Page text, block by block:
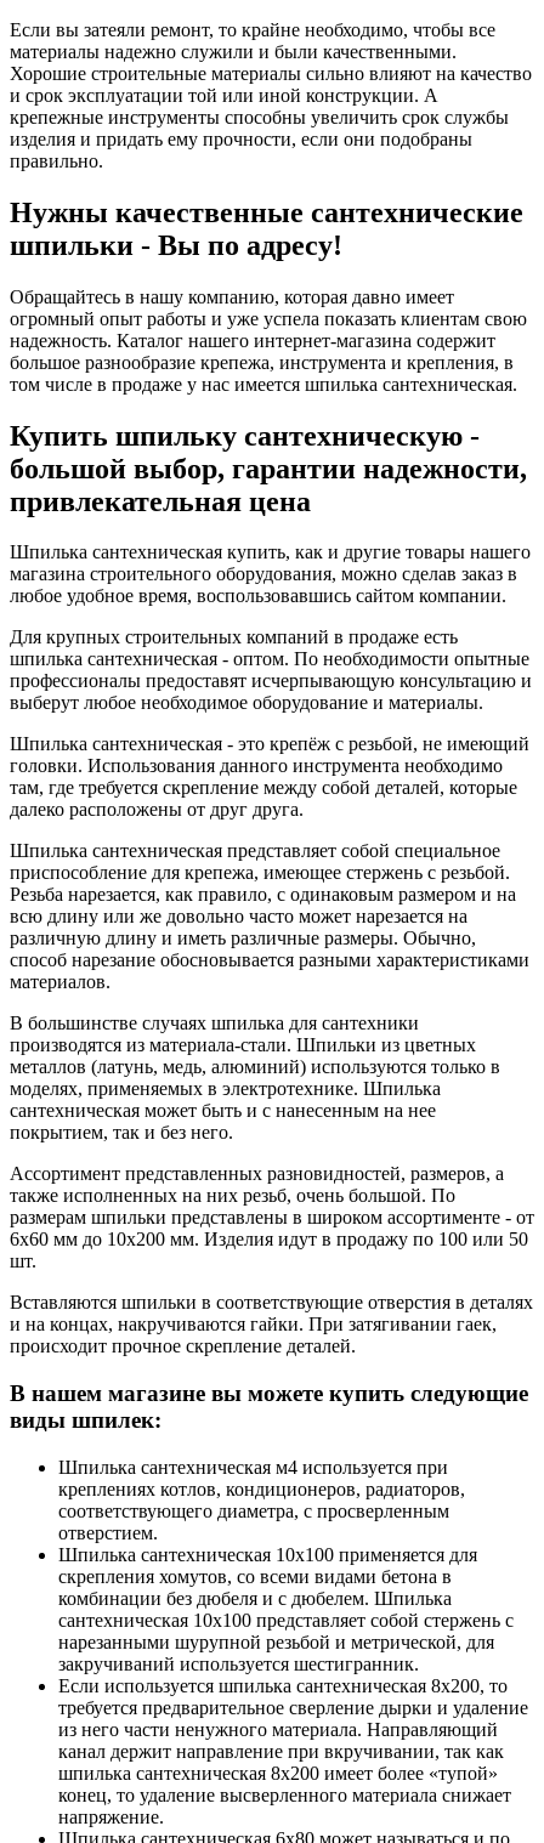
Если вы затеяли ремонт, то крайне необходимо, чтобы все
материалы надежно служили и были качественными.
Хорошие строительные материалы сильно влияют на качество
и срок эксплуатации той или иной конструкции. А
крепежные инструменты способны увеличить срок службы
изделия и придать ему прочности, если они подобраны
правильно.
Нужны качественные сантехнические
шпильки - Вы по адресу!
Обращайтесь в нашу компанию, которая давно имеет
огромный опыт работы и уже успела показать клиентам свою
надежность. Каталог нашего интернет-магазина содержит
большое разнообразие крепежа, инструмента и крепления, в
том числе в продаже у нас имеется шпилька сантехническая.
Купить шпильку сантехническую -
большой выбор, гарантии надежности,
привлекательная цена
Шпилька сантехническая купить, как и другие товары нашего
магазина строительного оборудования, можно сделав заказ в
любое удобное время, воспользовавшись сайтом компании.
Для крупных строительных компаний в продаже есть
шпилька сантехническая - оптом. По необходимости опытные
профессионалы предоставят исчерпывающую консультацию и
выберут любое необходимое оборудование и материалы.
Шпилька сантехническая - это крепёж с резьбой, не имеющий
головки. Использования данного инструмента необходимо
там, где требуется скрепление между собой деталей, которые
далеко расположены от друг друга.
Шпилька сантехническая представляет собой специальное
приспособление для крепежа, имеющее стержень с резьбой.
Резьба нарезается, как правило, с одинаковым размером и на
всю длину или же довольно часто может нарезается на
различную длину и иметь различные размеры. Обычно,
способ нарезание обосновывается разными характеристиками
материалов.
В большинстве случаях шпилька для сантехники
производятся из материала-стали. Шпильки из цветных
металлов (латунь, медь, алюминий) используются только в
моделях, применяемых в электротехнике. Шпилька
сантехническая может быть и с нанесенным на нее
покрытием, так и без него.
Ассортимент представленных разновидностей, размеров, а
также исполненных на них резьб, очень большой. По
размерам шпильки представлены в широком ассортименте - от
6х60 мм до 10х200 мм. Изделия идут в продажу по 100 или 50
шт.
Вставляются шпильки в соответствующие отверстия в деталях
и на концах, накручиваются гайки. При затягивании гаек,
происходит прочное скрепление деталей.
В нашем магазине вы можете купить следующие
виды шпилек:
Шпилька сантехническая м4 используется при
креплениях котлов, кондиционеров, радиаторов,
соответствующего диаметра, с просверленным
отверстием.
Шпилька сантехническая 10х100 применяется для
скрепления хомутов, со всеми видами бетона в
комбинации без дюбеля и с дюбелем. Шпилька
сантехническая 10х100 представляет собой стержень с
нарезанными шурупной резьбой и метрической, для
закручиваний используется шестигранник.
Если используется шпилька сантехническая 8х200, то
требуется предварительное сверление дырки и удаление
из него части ненужного материала. Направляющий
канал держит направление при вкручивании, так как
шпилька сантехническая 8х200 имеет более «тупой»
конец, то удаление высверленного материала снижает
напряжение.
Шпилька сантехническая 6х80 может называться и по